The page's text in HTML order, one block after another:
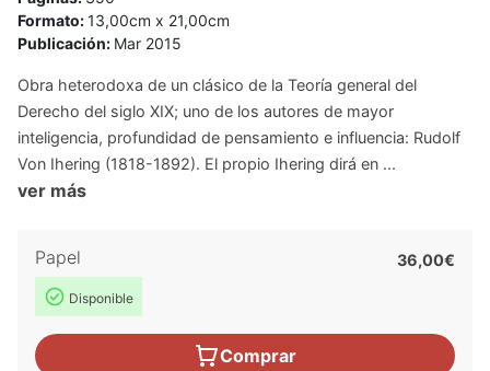
Formato:13,00cm x 21,00cm
Publicación: Mar 2015
Obra heterodoxa de un clásico de la Teoría general del
Derecho del siglo XIX; uno de los autores de mayor
inteligencia, profundidad de pensamiento e influencia: Rudolf
Von Ihering (1818-1892). El propio Ihering dirá en ...
ver más
Papel
Disponible
36,00€
Comprar